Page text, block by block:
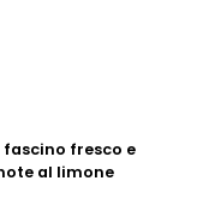
fresco e
al limone